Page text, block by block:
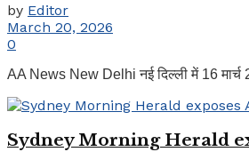
by Editor
March 20, 2026
0
AA News New Delhi नई दिल्ली में 16
Sydney Morning Herald